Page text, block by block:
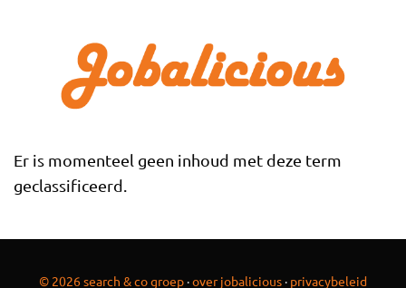
Er is momenteel geen inhoud met deze term
geclassificeerd.
© 2026 search & co groep ·over jobalicious · privacybeleid